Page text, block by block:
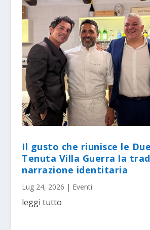
Il gusto che riunisce le
Tenuta Villa Guerra la
narrazione identitaria
Lug 24, 2026 | Eventi
leggi tutto